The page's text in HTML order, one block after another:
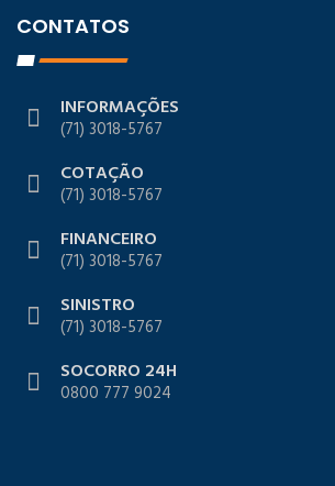
CONTATOS
INFORMAÇÕES
(71) 3018-5767
COTAÇÃO
(71) 3018-5767
FINANCEIRO
(71) 3018-5767
SINISTRO
(71) 3018-5767
SOCORRO 24H
0800 777 9024